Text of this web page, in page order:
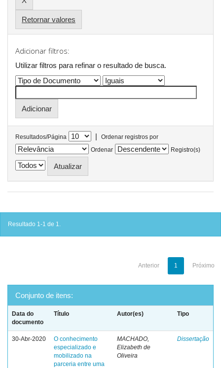
Retornar valores
Adicionar filtros:
Utilizar filtros para refinar o resultado de busca.
Resultados/Página |
Ordenar registros por
Ordenar
Registro(s)
Resultado 1-1 de 1.
Anterior 1 Próximo
Conjunto de itens:
Data do
documento
Título Autor(es) Tipo
30-Abr-2020
O conhecimento
especializado e
mobilizado na
parceria entre uma
MACHADO,
Elizabeth de
Oliveira
Dissertação